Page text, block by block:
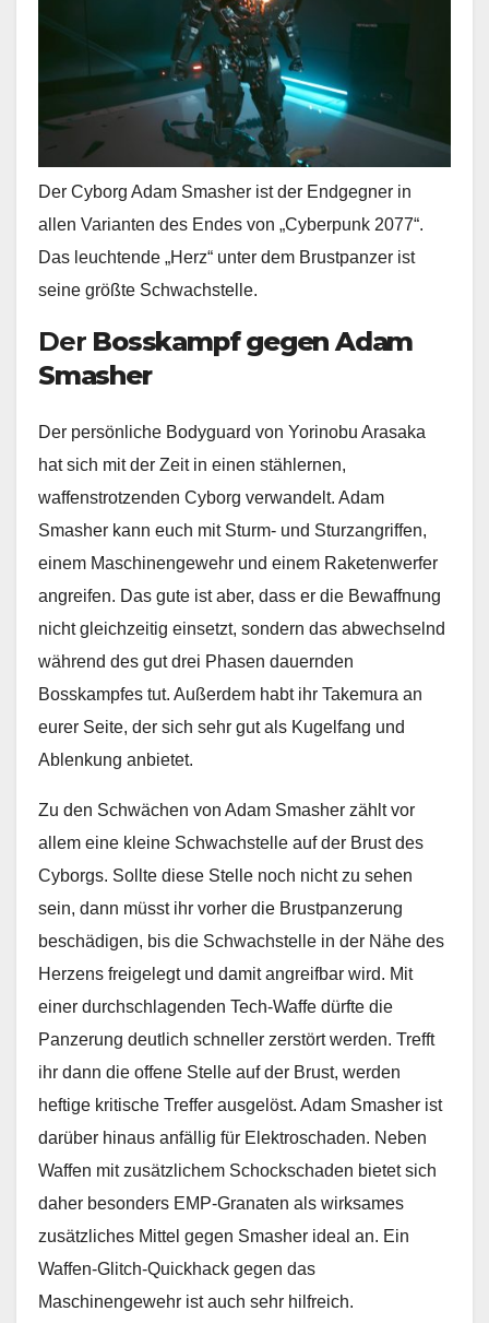
Der Cyborg Adam Smasher ist der Endgegner in
allen Varianten des Endes von „Cyberpunk 2077“.
Das leuchtende „Herz“ unter dem Brustpanzer ist
seine größte Schwachstelle.
Der Bosskampf gegen Adam
Smasher
Der persönliche Bodyguard von Yorinobu Arasaka
hat sich mit der Zeit in einen stählernen,
waffenstrotzenden Cyborg verwandelt. Adam
Smasher kann euch mit Sturm- und Sturzangriffen,
einem Maschinengewehr und einem Raketenwerfer
angreifen. Das gute ist aber, dass er die Bewaffnung
nicht gleichzeitig einsetzt, sondern das abwechselnd
während des gut drei Phasen dauernden
Bosskampfes tut. Außerdem habt ihr Takemura an
eurer Seite, der sich sehr gut als Kugelfang und
Ablenkung anbietet.
Zu den Schwächen von Adam Smasher zählt vor
allem eine kleine Schwachstelle auf der Brust des
Cyborgs. Sollte diese Stelle noch nicht zu sehen
sein, dann müsst ihr vorher die Brustpanzerung
beschädigen, bis die Schwachstelle in der Nähe des
Herzens freigelegt und damit angreifbar wird. Mit
einer durchschlagenden Tech-Waffe dürfte die
Panzerung deutlich schneller zerstört werden. Trefft
ihr dann die offene Stelle auf der Brust, werden
heftige kritische Treffer ausgelöst. Adam Smasher ist
darüber hinaus anfällig für Elektroschaden. Neben
Waffen mit zusätzlichem Schockschaden bietet sich
daher besonders EMP-Granaten als wirksames
zusätzliches Mittel gegen Smasher ideal an. Ein
Waffen-Glitch-Quickhack gegen das
Maschinengewehr ist auch sehr hilfreich.